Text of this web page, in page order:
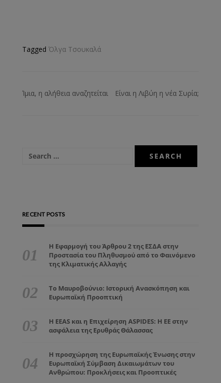
Tagged Όλγα Τσουκαλά
Ίμια, η αλήθεια αναζητείται Είναι η Λιβύη η νέα Συρία;
RECENT POSTS
Η Εφαρμογή του Άρθρου 2 της ΕΣΔΑ στην
Προστασία του Πληθυσμού από το Φαινόμενο
της Κλιματικής Αλλαγής
Το Μαυροβούνιο: Ιστορική Ανασκόπηση και
Ευρωπαϊκή Προοπτική
Η EEAS και η Επιχείρηση ASPIDES: Η ΕΕ στην
ασφάλεια της Ερυθράς Θάλασσας
Η προσχώρηση της Ευρωπαϊκής Ένωσης στην
Ευρωπαϊκή Σύμβαση Δικαιωμάτων του
Ανθρώπου: Προκλήσεις και Προοπτικές